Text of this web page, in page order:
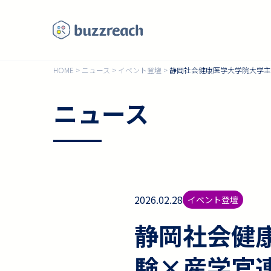
HOME > ニュース > イベント登壇 >静岡社会健康医学大学院大学
ニュース
2026.02.28 イベント登壇
静岡社会健